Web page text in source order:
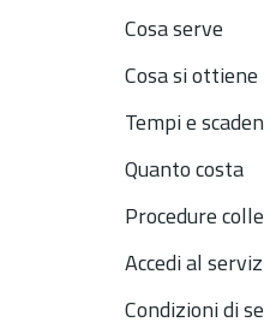
Cosa serve
Cosa si ottiene
Tempi e
Quanto costa
Procedure
Accedi al
Condizioni di